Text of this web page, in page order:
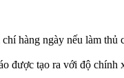
hàng ngày nếu làm
tạo ra với độ chính